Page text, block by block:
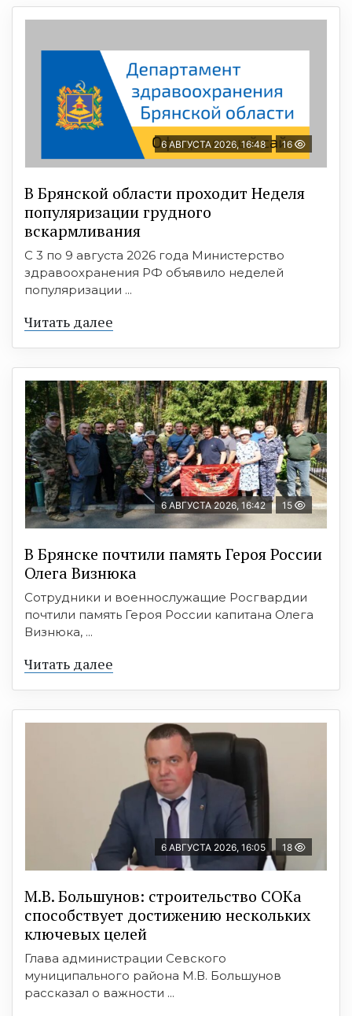
6 АВГУСТА 2026, 16:48 16
В Брянской области проходит Неделя
популяризации грудного
вскармливания
С 3 по 9 августа 2026 года Министерство
здравоохранения РФ объявило неделей
популяризации ...
Читать далее
6 АВГУСТА 2026, 16:42 15
В Брянске почтили память Героя России
Олега Визнюка
Сотрудники и военнослужащие Росгвардии
почтили память Героя России капитана Олега
Визнюка, ...
Читать далее
6 АВГУСТА 2026, 16:05 18
М.В. Большунов: строительство СОКа
способствует достижению нескольких
ключевых целей
Глава администрации Севского
муниципального района М.В. Большунов
рассказал о важности ...